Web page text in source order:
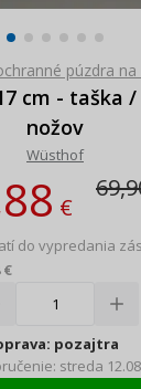
púzdra na
cm - taška
nožov
Wüsthof
€
do vypredania
€
pozajtra
streda 12.08